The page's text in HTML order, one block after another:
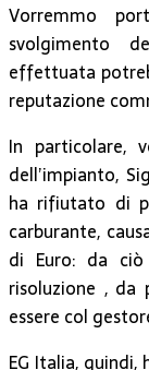
Vorremmo
svolgimento
effettuata
reputazione
In particolare,
dell’impianto,
ha rifiutato di
carburante,
di Euro: da ciò
risoluzione ,
essere col
EG Italia,